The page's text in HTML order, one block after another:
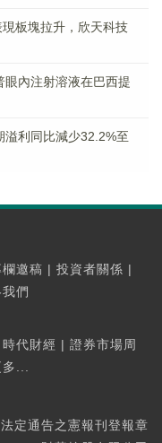
現板塊拉升，欣天科技
內注射溶液在巴西提
利同比減少32.2%至
欄邀稿 | 投資者關係 |
們
時代財經 | 證券市場周
多...
定通告之憲報刊登報章